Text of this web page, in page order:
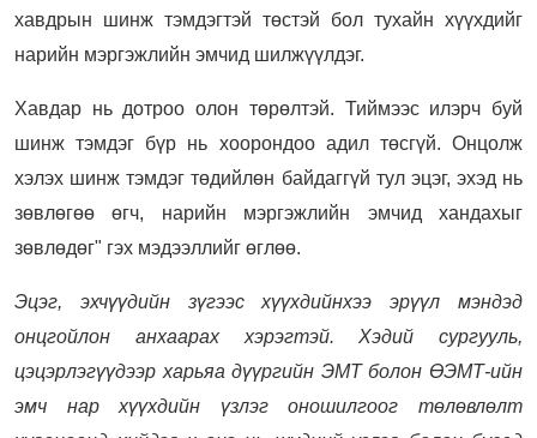
хавдрын шинж тэмдэгтэй төстэй бол тухайн хүүхдийг
нарийн мэргэжлийн эмчид шилжүүлдэг.
Хавдар нь дотроо олон төрөлтэй. Тиймээс илэрч буй
шинж тэмдэг бүр нь хоорондоо адил төсгүй. Онцолж
хэлэх шинж тэмдэг төдийлөн байдаггүй тул эцэг, эхэд нь
зөвлөгөө өгч, нарийн мэргэжлийн эмчид хандахыг
зөвлөдөг" гэх мэдээллийг өглөө.
Эцэг, эхчүүдийн зүгээс хүүхдийнхээ эрүүл мэндэд
онцгойлон анхаарах хэрэгтэй. Хэдий сургууль,
цэцэрлэгүүдээр харьяа дүүргийн ЭМТ болон ӨЭМТ-ийн
эмч нар хүүхдийн үзлэг оношилгоог төлөвлөлт